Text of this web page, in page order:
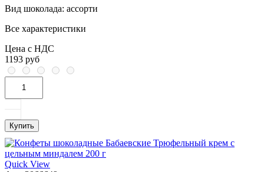
Вид шоколада: ассорти
Все характеристики
Цена с НДС
1193 руб
Купить
Quick View